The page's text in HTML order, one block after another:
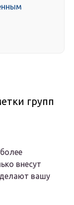
групп
внесут
вашу